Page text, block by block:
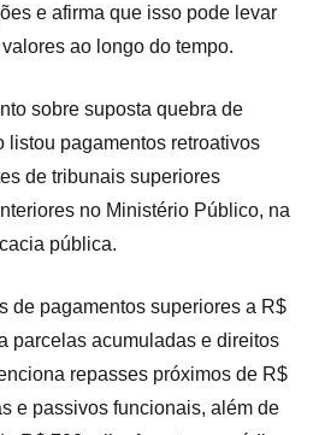
e afirma que isso pode levar
ao longo do tempo.
sobre suposta quebra de
listou pagamentos retroativos
de tribunais superiores
no Ministério Público, na
pública.
de pagamentos superiores a R$
parcelas acumuladas e direitos
repasses próximos de R$
e passivos funcionais, além de